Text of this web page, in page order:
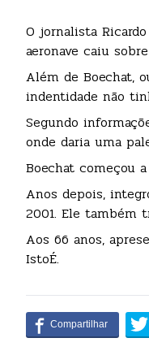
O jornalista
aeronave caiu
Além de Boechat,
indentidade não
Segundo
onde daria uma
Boechat começou
Anos depois,
2001. Ele também
Aos 66 anos,
IstoÉ.